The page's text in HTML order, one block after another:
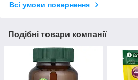
Всі умови повернення
Подібні товари компанії